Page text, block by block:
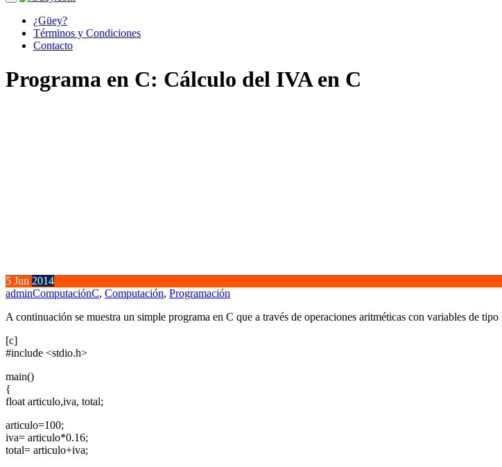
¿Güey?
Términos y Condiciones
Contacto
Programa en C: Cálculo del IVA en C
5 Jun 2014
adminComputaciónC, Computación, Programación
A continuación se muestra un simple programa en C que a través de operaciones aritméticas con variables de
[c]
#include <stdio.h>
main()
{
float articulo,iva, total;
articulo=100;
iva= articulo*0.16;
total= articulo+iva;